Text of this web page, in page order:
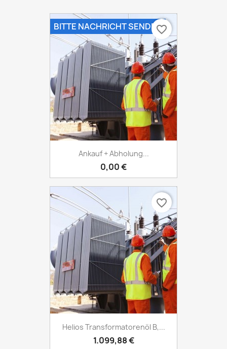
Ankauf + Abholung...
0,00 €
BITTE NACHRICHT SENDENfavorite_border
Helios Transformatorenöl B,...
1.099,88 €
favorite_border